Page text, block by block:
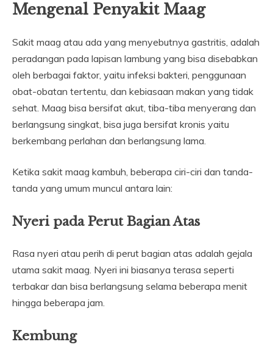
Mengenal Penyakit Maag
Sakit maag atau ada yang menyebutnya gastritis, adalah
peradangan pada lapisan lambung yang bisa disebabkan
oleh berbagai faktor, yaitu infeksi bakteri, penggunaan
obat-obatan tertentu, dan kebiasaan makan yang tidak
sehat. Maag bisa bersifat akut, tiba-tiba menyerang dan
berlangsung singkat, bisa juga bersifat kronis yaitu
berkembang perlahan dan berlangsung lama.
Ketika sakit maag kambuh, beberapa ciri-ciri dan tanda-
tanda yang umum muncul antara lain:
Nyeri pada Perut Bagian Atas
Rasa nyeri atau perih di perut bagian atas adalah gejala
utama sakit maag. Nyeri ini biasanya terasa seperti
terbakar dan bisa berlangsung selama beberapa menit
hingga beberapa jam.
Kembung